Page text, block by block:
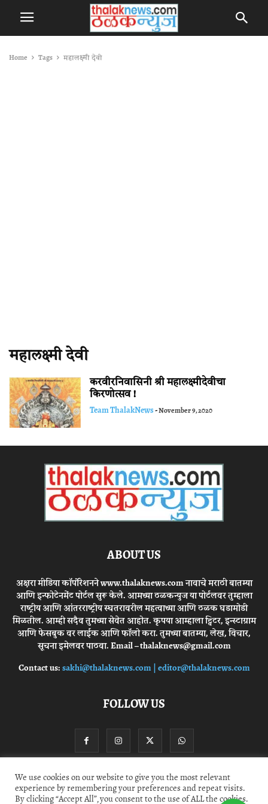
Home Tags महालक्ष्मी देवी
महालक्ष्मी देवी
करवीरनिवासिनी श्री महालक्ष्मीदेवीचा
किरणोत्सव !
Team ThalakNews-November 9, 2020
ABOUT US
अक्षरा मीडिया कॉर्पोरेशनने www.thalaknews.com नावाचे मराठी बातम्या
आणि इन्फोटेनमेंट पोर्टल सुरू केले. आमच्या ठळकन्युज या पोर्टलवर तुम्हाला
राष्ट्रीय आणि आंतरराष्ट्रीय स्घतरावरील महत्वाच्या आणि ठळक घडामोडी
मिळतील. आम्ही सदैव तुमच्या सेवेत आहोत. कृपया आम्हाला ट्विटर, इन्स्टाग्राम
आणि फेसबुक वर लाईक आणि फॉलो करा. तुमच्या बातम्या, लेख, विचार,
सूचना इमेलवर पाठवा. Email – thalaknews@gmail.com
Contact us:sakhi@thalaknews.com | editor@thalaknews.com
FOLLOW US
Privacy Policy Contact Us
We use cookies on our website to give you the most relevant
experience by remembering your preferences and repeat visits.
By clicking “Accept All”, you consent to the use of ALL the cookies.